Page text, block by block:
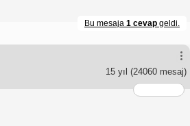
Bu mesaja 1 cevap geldi.
15 yıl (24060 mesaj)